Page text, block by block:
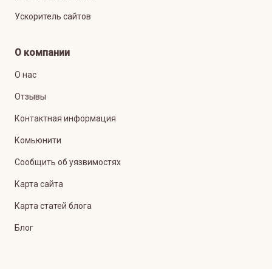
Ускоритель сайтов
О компании
О нас
Отзывы
Контактная информация
Комьюнити
Сообщить об уязвимостях
Карта сайта
Карта статей блога
Блог